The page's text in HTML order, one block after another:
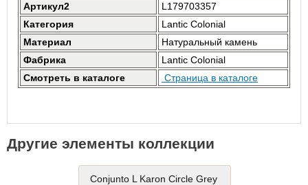
Артикул2
L179703357
Категория
Lantic Colonial
Материал
Натуральный камень
Фабрика
Lantic Colonial
Смотреть в каталоге
Страница в каталоге
Другие элементы коллекции
Conjunto L Karon Circle Grey